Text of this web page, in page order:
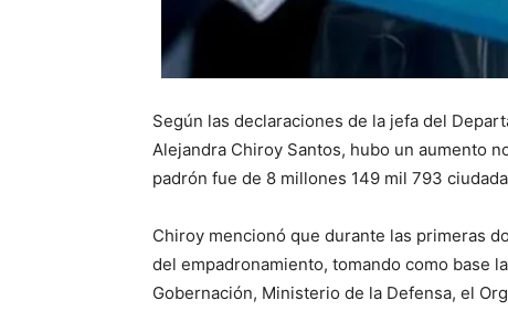
Según las declaraciones de la jefa del
Alejandra Chiroy Santos, hubo un aumento
padrón fue de 8 millones 149 mil 793
Chiroy mencionó que durante las primeras
del empadronamiento, tomando como base
Gobernación, Ministerio de la Defensa, el